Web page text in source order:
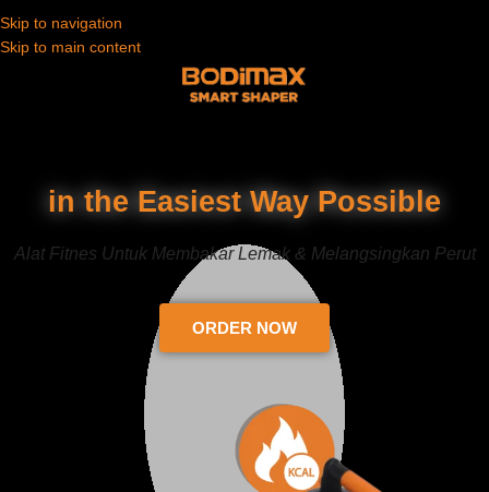
Skip to navigation
Skip to main content
in the Easiest Way Possible
Alat Fitnes Untuk Membakar Lemak & Melangsingkan Perut
ORDER NOW